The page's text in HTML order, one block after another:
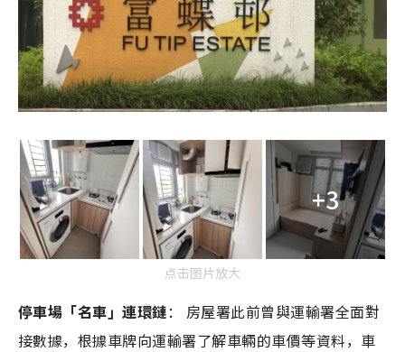
+3
点击图片放大
停車場「名車」連環鏈： 房屋署此前曾與運輸署全面對
接數據，根據車牌向運輸署了解車輛的車價等資料，車